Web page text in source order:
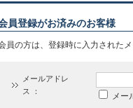
員登録がお済みのお客様
員の方は、登録時に入力された
メールアドレ
ス ：
メー